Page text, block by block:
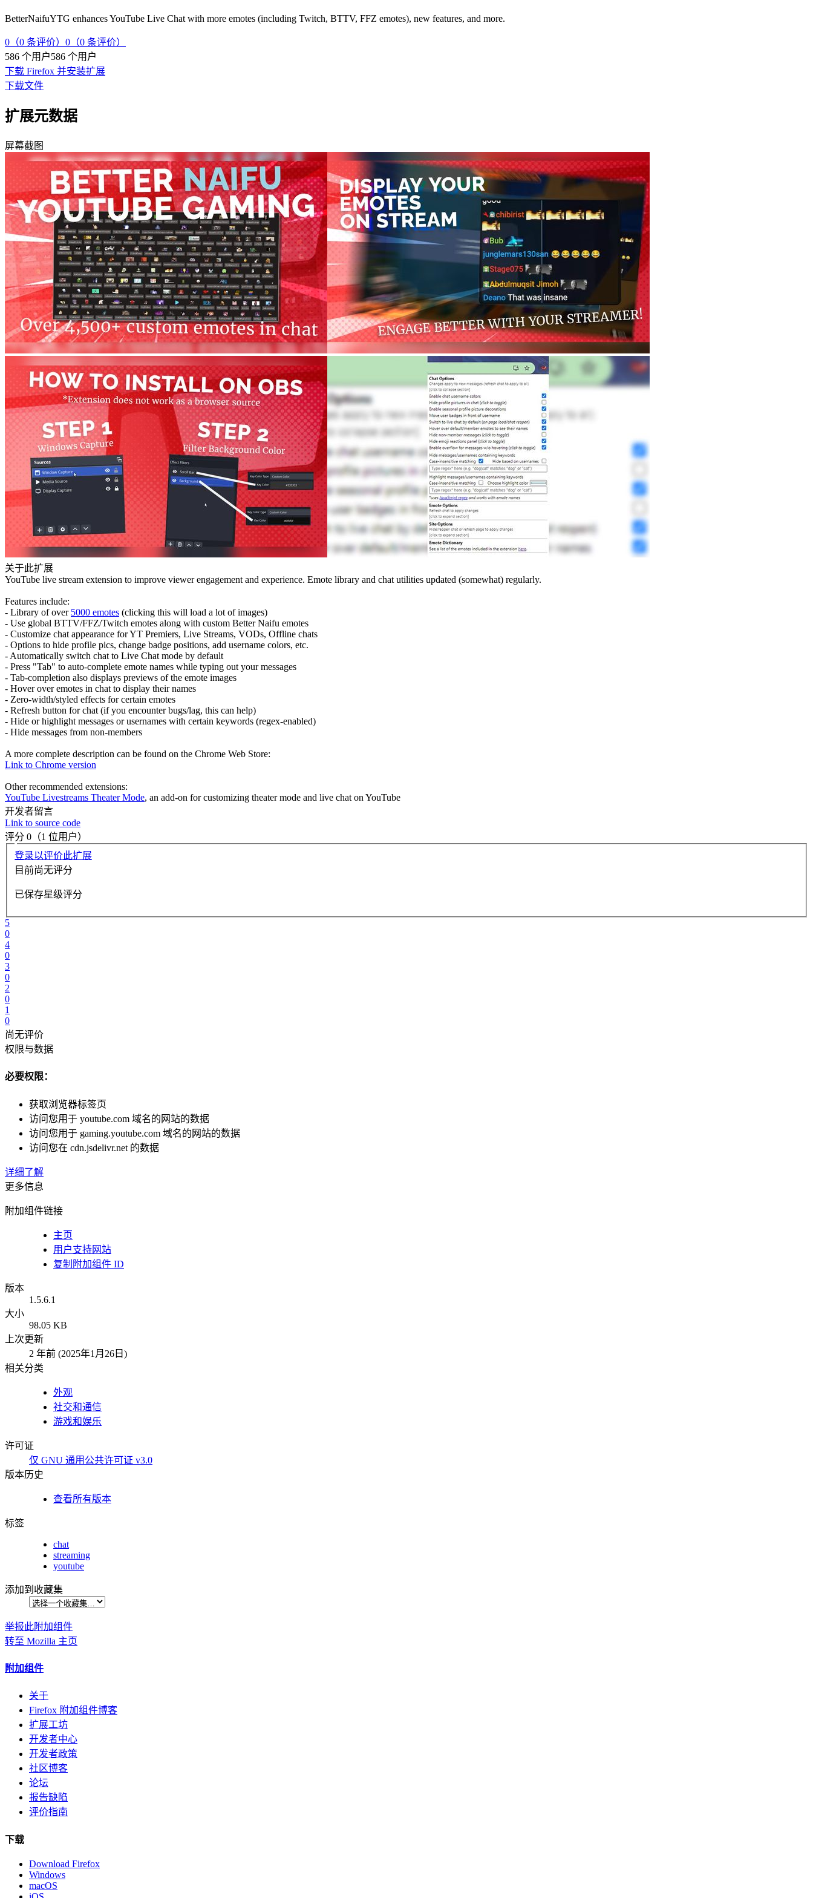
BetterNaifuYTG enhances YouTube Live Chat with more emotes (including Twitch, BTTV, FFZ emotes), new features, and more.
0（0 条评价） 0（0 条评价）
586 个用户586 个用户
下载 Firefox 并安装扩展
下载文件
扩展元数据
屏幕截图
关于此扩展
YouTube live stream extension to improve viewer engagement and experience. Emote library and chat utilities updated (somewhat) regularly.
Features include:
- Library of over 5000 emotes (clicking this will load a lot of images)
- Use global BTTV/FFZ/Twitch emotes along with custom Better Naifu emotes
- Customize chat appearance for YT Premiers, Live Streams, VODs, Offline chats
- Options to hide profile pics, change badge positions, add username colors, etc.
- Automatically switch chat to Live Chat mode by default
- Press "Tab" to auto-complete emote names while typing out your messages
- Tab-completion also displays previews of the emote images
- Hover over emotes in chat to display their names
- Zero-width/styled effects for certain emotes
- Refresh button for chat (if you encounter bugs/lag, this can help)
- Hide or highlight messages or usernames with certain keywords (regex-enabled)
- Hide messages from non-members
A more complete description can be found on the Chrome Web Store:
Link to Chrome version
Other recommended extensions:
YouTube Livestreams Theater Mode, an add-on for customizing theater mode and live chat on YouTube
开发者留言
Link to source code
评分 0（1 位用户）
登录以评价此扩展
目前尚无评分
已保存星级评分
5
0
4
0
3
0
2
0
1
0
尚无评价
权限与数据
必要权限：
获取浏览器标签页
访问您用于 youtube.com 域名的网站的数据
访问您用于 gaming.youtube.com 域名的网站的数据
访问您在 cdn.jsdelivr.net 的数据
详细了解
更多信息
附加组件链接
主页
用户支持网站
复制附加组件 ID
版本
1.5.6.1
大小
98.05 KB
上次更新
2 年前 (2025年1月26日)
相关分类
外观
社交和通信
游戏和娱乐
许可证
仅 GNU 通用公共许可证 v3.0
版本历史
查看所有版本
标签
chat
streaming
youtube
添加到收藏集
举报此附加组件
转至 Mozilla 主页
附加组件
关于
Firefox 附加组件博客
扩展工坊
开发者中心
开发者政策
社区博客
论坛
报告缺陷
评价指南
下载
Download Firefox
Windows
macOS